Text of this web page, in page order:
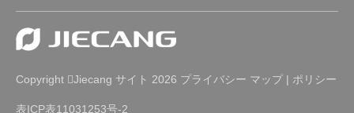
Copyright Jiecang サイト 2026 プライバシー マップ| ポリシー
表ICP表11031253号-2